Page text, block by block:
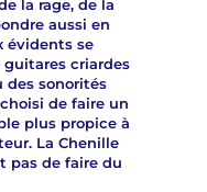
la rage, de la
aussi en
évidents se
criardes
des sonorités
de faire un
plus propice à
La Chenille
pas de faire du